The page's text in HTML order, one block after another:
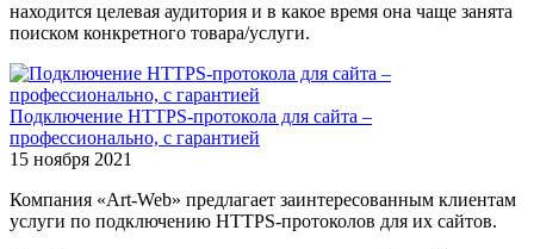
находится целевая аудитория и в какое время она чаще занята
поиском конкретного товара/услуги.
Подключение HTTPS-протокола для сайта –
профессионально, с гарантией
15 ноября 2021
Компания «Art-Web» предлагает заинтересованным клиентам
услуги по подключению HTTPS-протоколов для их сайтов.